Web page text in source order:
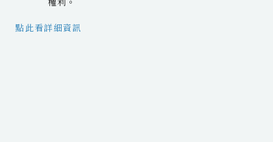
權利。
點此看詳細資訊